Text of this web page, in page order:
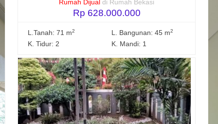
Rumah Dijual di Rumah Bekasi
Rp 628.000.000
L.Tanah: 71 m2 L. Bangunan: 45 m2
K. Tidur: 2 K. Mandi: 1